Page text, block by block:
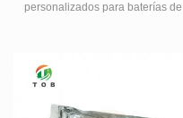
personalizados para baterías de
malla de acero inoxidable, carga
controlada y alta capacidad de
hasta 220 mAh/g.